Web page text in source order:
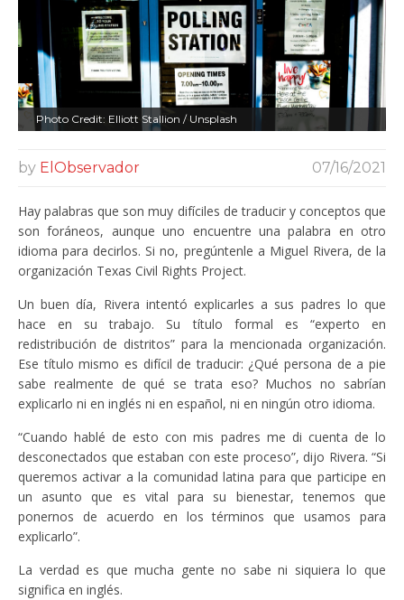
Photo Credit: Elliott Stallion / Unsplash
by ElObservador 07/16/2021
Hay palabras que son muy difíciles de traducir y conceptos que
son foráneos, aunque uno encuentre una palabra en otro
idioma para decirlos. Si no, pregúntenle a Miguel Rivera, de la
organización Texas Civil Rights Project.
Un buen día, Rivera intentó explicarles a sus padres lo que
hace en su trabajo. Su título formal es “experto en
redistribución de distritos” para la mencionada organización.
Ese título mismo es difícil de traducir: ¿Qué persona de a pie
sabe realmente de qué se trata eso? Muchos no sabrían
explicarlo ni en inglés ni en español, ni en ningún otro idioma.
“Cuando hablé de esto con mis padres me di cuenta de lo
desconectados que estaban con este proceso”, dijo Rivera. “Si
queremos activar a la comunidad latina para que participe en
un asunto que es vital para su bienestar, tenemos que
ponernos de acuerdo en los términos que usamos para
explicarlo”.
La verdad es que mucha gente no sabe ni siquiera lo que
significa en inglés.